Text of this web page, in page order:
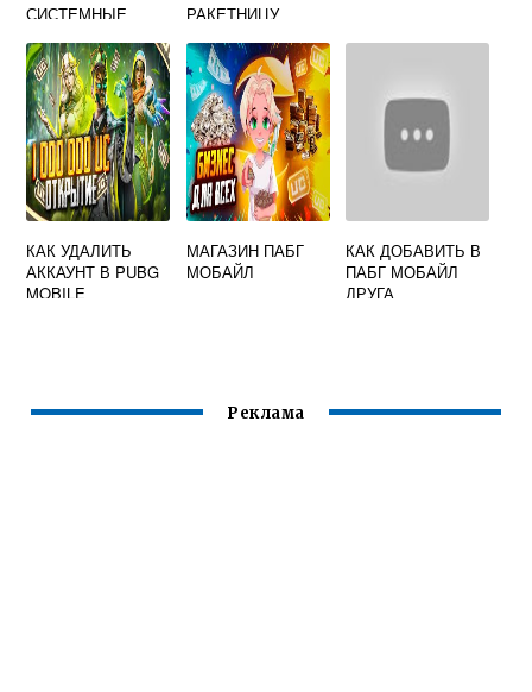
СИСТЕМНЫЕ
РАКЕТНИЦУ
КАК УДАЛИТЬ
АККАУНТ В PUBG
MOBILE
МАГАЗИН ПАБГ
МОБАЙЛ
КАК ДОБАВИТЬ В
ПАБГ МОБАЙЛ
ДРУГА
Реклама